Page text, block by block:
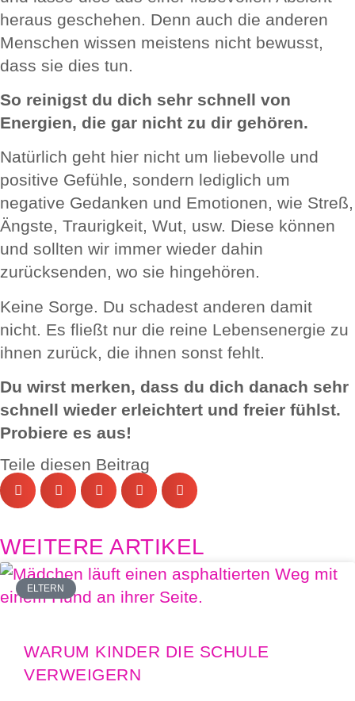
heraus geschehen. Denn auch die anderen
Menschen wissen meistens nicht bewusst,
dass sie dies tun.
So reinigst du dich sehr schnell von
Energien, die gar nicht zu dir gehören.
Natürlich geht hier nicht um liebevolle und
positive Gefühle, sondern lediglich um
negative Gedanken und Emotionen, wie Streß,
Ängste, Traurigkeit, Wut, usw. Diese können
und sollten wir immer wieder dahin
zurücksenden, wo sie hingehören.
Keine Sorge. Du schadest anderen damit
nicht. Es fließt nur die reine Lebensenergie zu
ihnen zurück, die ihnen sonst fehlt.
Du wirst merken, dass du dich danach sehr
schnell wieder erleichtert und freier fühlst.
Probiere es aus!
Teile diesen Beitrag
WEITERE ARTIKEL
ELTERN
WARUM KINDER DIE SCHULE
VERWEIGERN